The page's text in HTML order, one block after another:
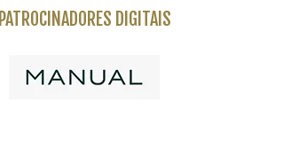
PATROCINADORES DIGITAIS